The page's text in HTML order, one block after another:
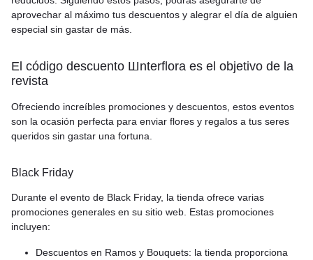
aprovechar al máximo tus descuentos y alegrar el día de alguien
especial sin gastar de más.
El código descuento Шnterflora es el objetivo de la
revista
Ofreciendo increíbles promociones y descuentos, estos eventos
son la ocasión perfecta para enviar flores y regalos a tus seres
queridos sin gastar una fortuna.
Black Friday
Durante el evento de Black Friday, la tienda ofrece varias
promociones generales en su sitio web. Estas promociones
incluyen:
Descuentos en Ramos y Bouquets: la tienda proporciona